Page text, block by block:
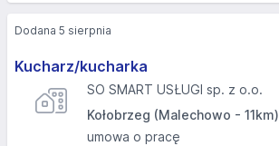
Kucharz/kucharka
SO SMART USŁUGI sp. z o.o.
Kołobrzeg (Malechowo - 11km)
umowa o pracę
Dodana 5 sierpnia